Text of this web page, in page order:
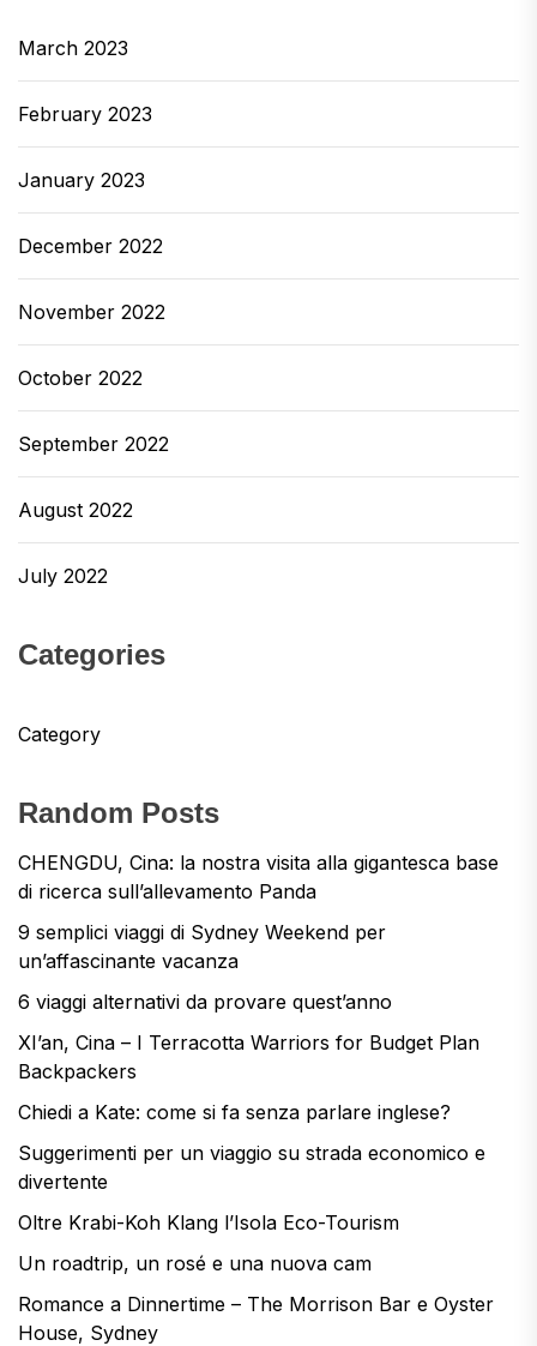
March 2023
February 2023
January 2023
December 2022
November 2022
October 2022
September 2022
August 2022
July 2022
Categories
Category
Random Posts
CHENGDU, Cina: la nostra visita alla gigantesca base
di ricerca sull’allevamento Panda
9 semplici viaggi di Sydney Weekend per
un’affascinante vacanza
6 viaggi alternativi da provare quest’anno
XI’an, Cina – I Terracotta Warriors for Budget Plan
Backpackers
Chiedi a Kate: come si fa senza parlare inglese?
Suggerimenti per un viaggio su strada economico e
divertente
Oltre Krabi-Koh Klang l’Isola Eco-Tourism
Un roadtrip, un rosé e una nuova cam
Romance a Dinnertime – The Morrison Bar e Oyster
House, Sydney